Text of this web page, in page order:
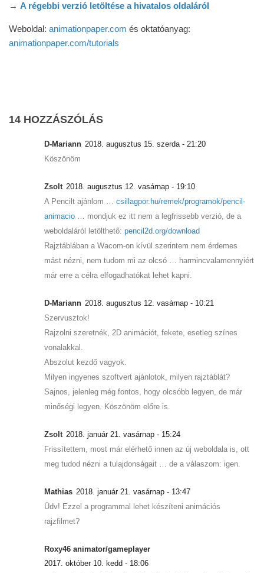
→ A régebbi verzió letöltése a hivatalos oldaláról
Weboldal: animationpaper.com és oktatóanyag:
animationpaper.com/tutorials
14 HOZZÁSZÓLÁS
D-Mariann 2018. augusztus 15. szerda - 21:20
Köszönöm
Zsolt 2018. augusztus 12. vasárnap - 19:10
A Pencilt ajánlom … csillagpor.hu/remek/programok/pencil-
animacio … mondjuk ez itt nem a legfrissebb verzió, de a
weboldaláról letölthető: pencil2d.org/download
Rajztáblában a Wacom-on kívül szerintem nem érdemes
mást nézni, nem tudom mi az olcsó … harmincvalamennyiért
már erre a célra elfogadhatókat lehet kapni.
D-Mariann 2018. augusztus 12. vasárnap - 10:21
Szervusztok!
Rajzolni szeretnék, 2D animációt, fekete, esetleg színes
vonalakkal.
Abszolut kezdő vagyok.
Milyen ingyenes szoftvert ajánlotok, milyen rajztáblát?
Sajnos, jelenleg még fontos, hogy olcsóbb legyen, de már
minőségi legyen. Köszönöm előre is.
Zsolt 2018. január 21. vasárnap - 15:24
Frissítettem, most már elérhető innen az új weboldala is, ott
meg tudod nézni a tulajdonságait … de a válaszom: igen.
Mathias 2018. január 21. vasárnap - 13:47
Üdv! Ezzel a programmal lehet készíteni animációs
rajzfilmet?
Roxy46 animator/gameplayer
2017. október 10. kedd - 18:06